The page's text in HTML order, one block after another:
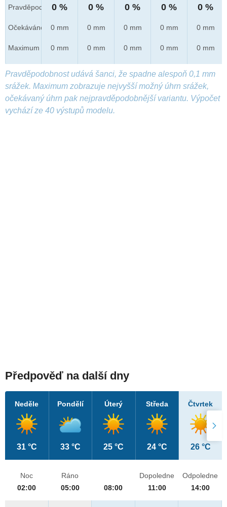
Pravděpod.
Očekáváno
Maximum
0 %
0 mm
0 mm
0 %
0 mm
0 mm
0 %
0 mm
0 mm
0 %
0 mm
0 mm
0 %
0 mm
0 mm
Pravděpodobnost udává šanci, že spadne alespoň 0,1 mm
srážek. Maximum zobrazuje nejvyšší možný úhrn srážek,
očekávaný úhrn pak nejpravděpodobnější variantu. Výpočet
vychází ze 40 výstupů modelu.
Předpověď na další dny
Neděle
31 °C
Pondělí
33 °C
Úterý
25 °C
Středa
24 °C
Čtvrtek
26 °C
Noc
02:00
Ráno
05:00
08:00
Dopoledne
11:00
Odpoledne
14:00